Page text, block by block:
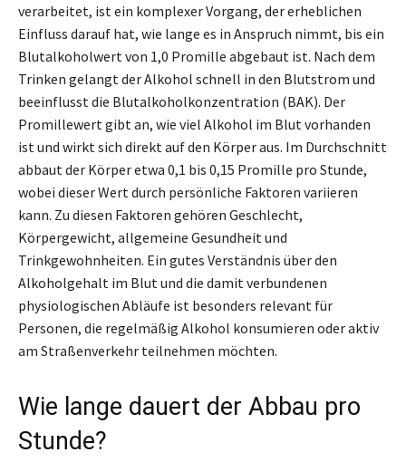
verarbeitet, ist ein komplexer Vorgang, der erheblichen
Einfluss darauf hat, wie lange es in Anspruch nimmt, bis ein
Blutalkoholwert von 1,0 Promille abgebaut ist. Nach dem
Trinken gelangt der Alkohol schnell in den Blutstrom und
beeinflusst die Blutalkoholkonzentration (BAK). Der
Promillewert gibt an, wie viel Alkohol im Blut vorhanden
ist und wirkt sich direkt auf den Körper aus. Im Durchschnitt
abbaut der Körper etwa 0,1 bis 0,15 Promille pro Stunde,
wobei dieser Wert durch persönliche Faktoren variieren
kann. Zu diesen Faktoren gehören Geschlecht,
Körpergewicht, allgemeine Gesundheit und
Trinkgewohnheiten. Ein gutes Verständnis über den
Alkoholgehalt im Blut und die damit verbundenen
physiologischen Abläufe ist besonders relevant für
Personen, die regelmäßig Alkohol konsumieren oder aktiv
am Straßenverkehr teilnehmen möchten.
Wie lange dauert der Abbau pro
Stunde?